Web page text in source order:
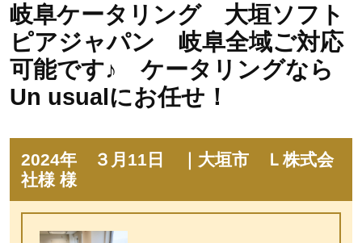
岐阜ケータリング 大垣ソフト
ピアジャパン 岐阜全域ご対応
可能です♪ ケータリングなら
Un usualにお任せ！
2024年 ３月11日 ｜大垣市 Ｌ株式会
社様 様